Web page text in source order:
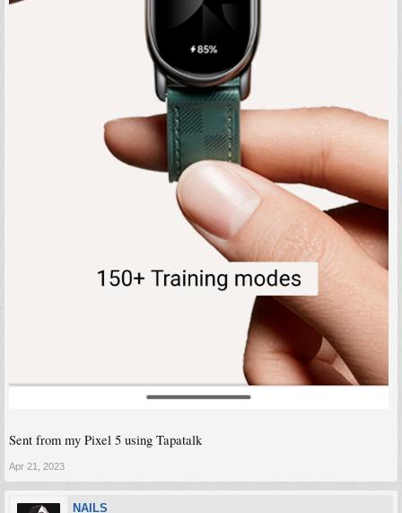
Sent from my Pixel 5 using Tapatalk
Apr 21, 2023
NAILS